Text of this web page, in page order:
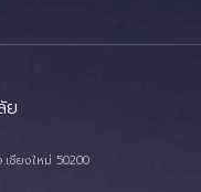
ย
ชียงใหม่ 50200